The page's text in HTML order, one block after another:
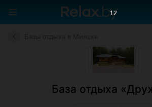
База отдыха
11